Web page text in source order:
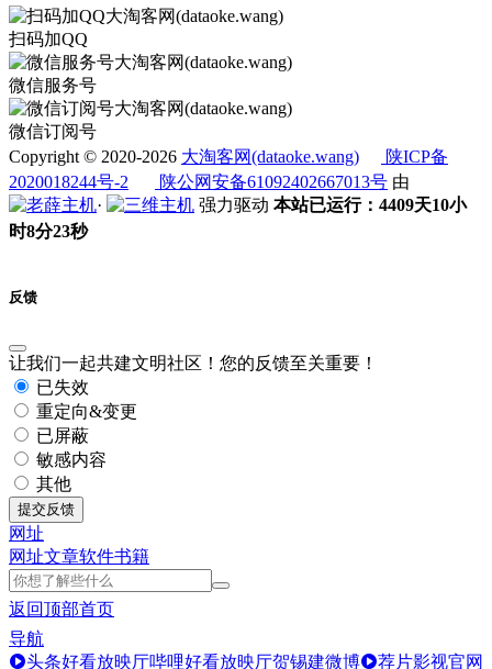
扫码加QQ
微信服务号
微信订阅号
Copyright © 2020-2026 大淘客网(dataoke.wang)
陕ICP备
2020018244号-2
陕公网安备61092402667013号 由
·
强力驱动 本站已运行：4409天10小
时8分24秒
反馈
让我们一起共建文明社区！您的反馈至关重要！
已失效
重定向&变更
已屏蔽
敏感内容
其他
提交反馈
网址
网址文章软件书籍
返回顶部首页
导航
头条好看放映厅哔哩好看放映厅贺锡建微博 荐片影视官网